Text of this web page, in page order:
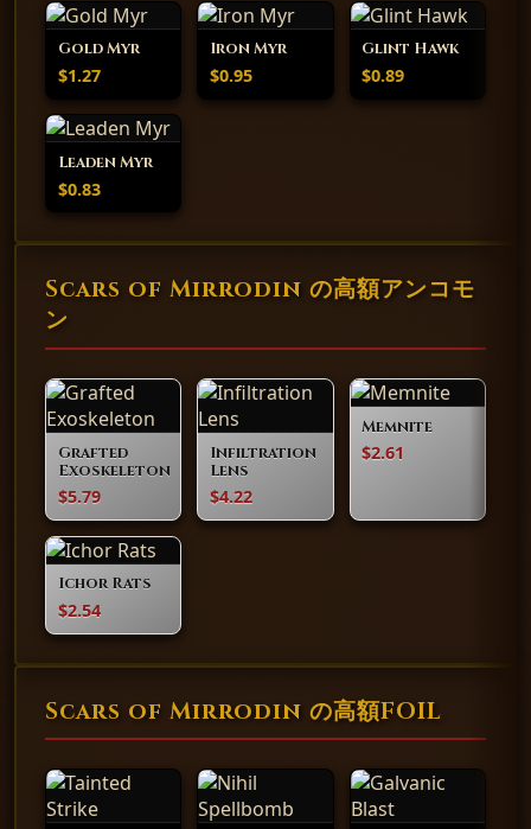
Gold Myr
$1.27
Iron Myr
$0.95
Glint Hawk
$0.89
Leaden Myr
$0.83
Scars of Mirrodin の高額アンコモ
ン
Grafted
Exoskeleton
$5.79
Infiltration
Lens
$4.22
Memnite
$2.61
Ichor Rats
$2.54
Scars of Mirrodin の高額FOIL